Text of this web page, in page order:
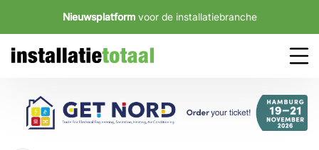
Nieuwsplatform voor de installatiebranche